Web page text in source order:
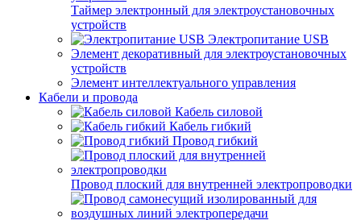
Таймер электронный для электроустановочных
устройств
Электропитание USB
Элемент декоративный для электроустановочных
устройств
Элемент интеллектуального управления
Кабели и провода
Кабель силовой
Кабель гибкий
Провод гибкий
Провод плоский для внутренней электропроводки